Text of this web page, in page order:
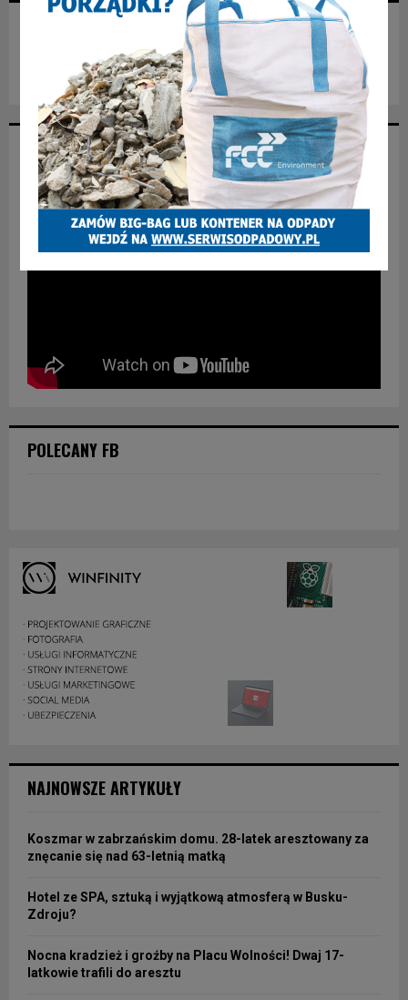
NASZ FACEBOOK
NASZ YOUTUBE
POLECANY FB
NAJNOWSZE ARTYKUŁY
Koszmar w zabrzańskim domu. 28-latek aresztowany za
znęcanie się nad 63-letnią matką
Hotel ze SPA, sztuką i wyjątkową atmosferą w Busku-
Zdroju?
Nocna kradzież i groźby na Placu Wolności! Dwaj 17-
latkowie trafili do aresztu